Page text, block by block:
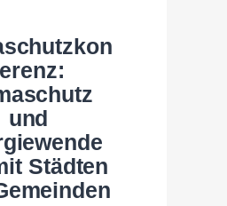
und
Städten